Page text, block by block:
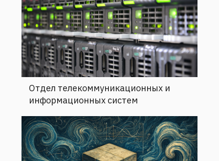
Отдел телекоммуникационных и
информационных систем